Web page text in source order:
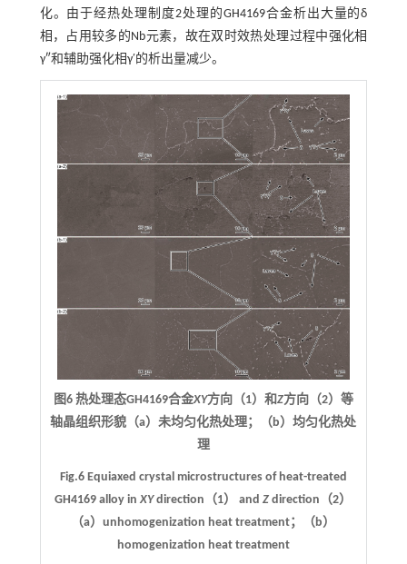
化。由于经热处理制度2处理的GH4169合金析出大量的δ
相，占用较多的Nb元素，故在双时效热处理过程中强化相
γ″和辅助强化相γ′的析出量减少。
图6 热处理态GH4169合金XY方向（1）和Z方向（2）等
轴晶组织形貌（a）未均匀化热处理；（b）均匀化热处
理
Fig.6 Equiaxed crystal microstructures of heat-treated
GH4169 alloy inXYdirection（1） andZ direction（2）
（a）unhomogenization heat treatment；（b）
homogenization heat treatment